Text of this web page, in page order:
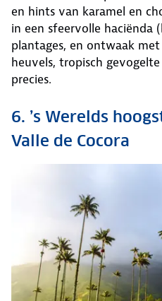
en hints van karamel en
in een sfeervolle haciënda
plantages, en ontwaak
heuvels, tropisch
precies.
6. ’s Werelds
Valle de Cocora